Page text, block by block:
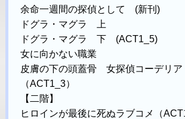
余命一週間の探偵として (新刊)
ドグラ・マグラ 上
ドグラ・マグラ 下 (ACT1_5)
女に向かない職業
皮膚の下の頭蓋骨 女探偵コーデリア
（ACT1_3）
【二階】
ヒロインが最後に死ぬラブコメ（